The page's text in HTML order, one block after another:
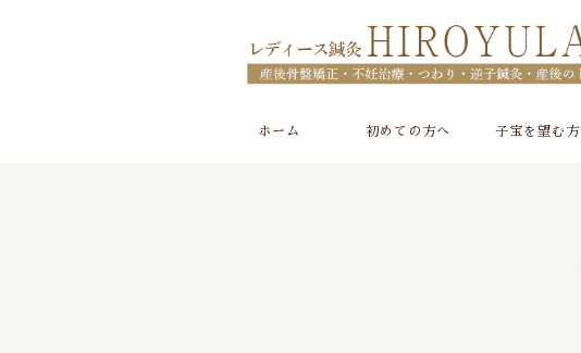
ホーム 初めての方へ 子宝を望む方